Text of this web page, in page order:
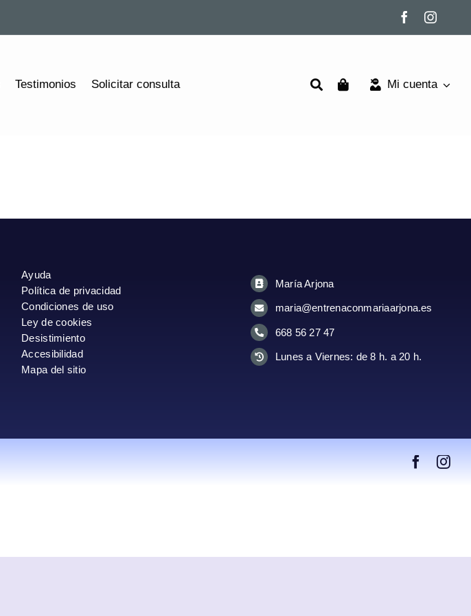
Testimonios Solicitar consulta Mi cuenta
Ayuda
Política de privacidad
Condiciones de uso
Ley de cookies
Desistimiento
Accesibilidad
Mapa del sitio
María Arjona
maria@entrenaconmariaarjona.es
668 56 27 47
Lunes a Viernes: de 8 h. a 20 h.